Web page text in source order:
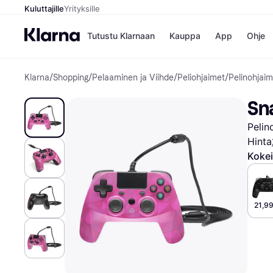
KuluttajilleYrityksille
Tutustu Klarnaan Kauppa
Kaupat
Gigantti
H&M
Peten
Wolt
App Ohje
Klarna/Shopping/Pelaaminen ja Viihde/Peliohjaimet/
Hinta